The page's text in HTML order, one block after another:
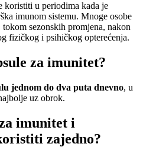
u periodima kada je
imunom sistemu. Mnoge osobe
sezonskih promjena, nakon
fizičkog i psihičkog opterećenja.
za imunitet?
jednom do dva puta dnevno, u
uz obrok.
imunitet i
zajedno?